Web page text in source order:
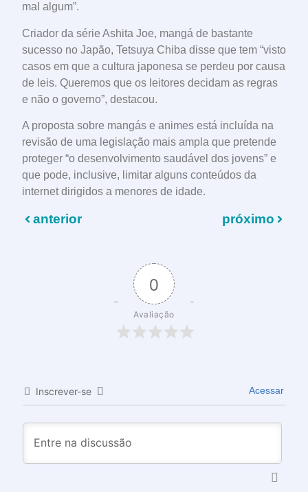
mal algum”.
Criador da série Ashita Joe, mangá de bastante
sucesso no Japão, Tetsuya Chiba disse que tem “visto
casos em que a cultura japonesa se perdeu por causa
de leis. Queremos que os leitores decidam as regras
e não o governo”, destacou.
A proposta sobre mangás e animes está incluída na
revisão de uma legislação mais ampla que pretende
proteger “o desenvolvimento saudável dos jovens” e
que pode, inclusive, limitar alguns conteúdos da
internet dirigidos a menores de idade.
anterior próximo
0
Avaliação
Inscrever-se Acessar